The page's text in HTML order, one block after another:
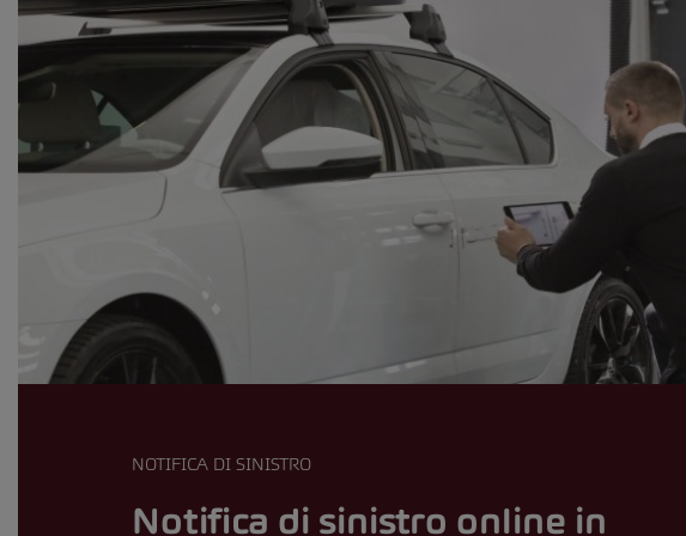
NOTIFICA DI SINISTRO
Notifica di sinistro online in